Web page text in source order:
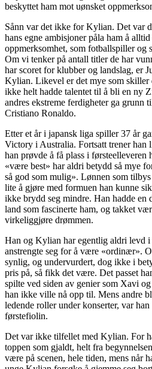
beskyttet ham mot uønsket
Sånn var det ikke for Kylian. Det var
hans egne ambisjoner påla ham å
oppmerksomhet, som fotballspiller og
Om vi tenker på antall titler de har
har scoret for klubber og landslag, er
Kylian. Likevel er det mye som skiller
ikke helt hadde talentet til å bli en ny
andres ekstreme ferdigheter ga grunn
Cristiano Ronaldo.
Etter et år i japansk liga spiller 37 år
Victory i Australia. Fortsatt trener han
han prøvde å få plass i førsteelleveren
«være best» har aldri betydd så mye
så god som mulig». Lønnen som
lite å gjøre med formuen han kunne
ikke brydd seg mindre. Han hadde en
land som fascinerte ham, og takket
virkeliggjøre drømmen.
Han og Kylian har egentlig aldri levd i
anstrengte seg for å være «ordinær».
synlig, og undervurdert, dog ikke i
pris på, så fikk det være. Det passet
spilte ved siden av genier som Xavi
han ikke ville nå opp til. Mens andre
ledende roller under konserter, var
førstefiolin.
Det var ikke tilfellet med Kylian. For
toppen som gjaldt, helt fra
være på scenen, hele tiden, mens når